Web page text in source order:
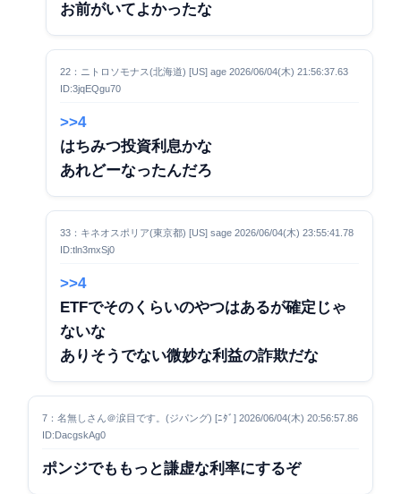
お前がいてよかったな
22：ニトロソモナス(北海道) [US] age 2026/06/04(木) 21:56:37.63
ID:3jqEQgu70
>>4
はちみつ投資利息かな
あれどーなったんだろ
33：キネオスポリア(東京都) [US] sage 2026/06/04(木) 23:55:41.78
ID:tln3mxSj0
>>4
ETFでそのくらいのやつはあるが確定じゃ
ないな
ありそうでない微妙な利益の詐欺だな
7：名無しさん＠涙目です。(ジパング) [ﾆﾀﾞ] 2026/06/04(木) 20:56:57.86
ID:DacgskAg0
ポンジでももっと謙虚な利率にするぞ